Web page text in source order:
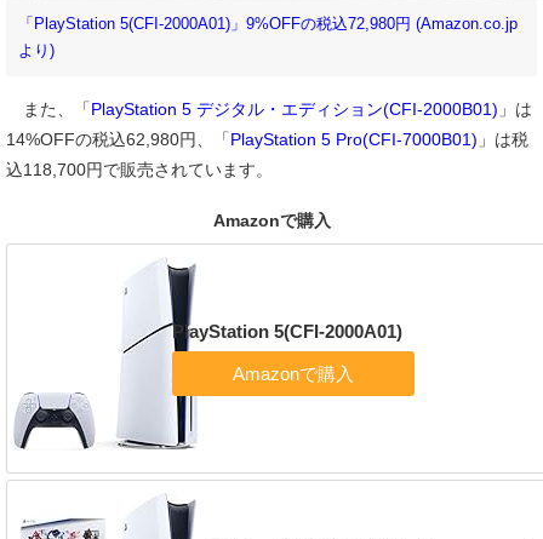
「PlayStation 5(CFI-2000A01)」9%OFFの税込72,980円 (Amazon.co.jp
より)
また、「PlayStation 5 デジタル・エディション(CFI-2000B01) 」は
14%OFFの税込62,980円、「PlayStation 5 Pro(CFI-7000B01) 」は税
込118,700円で販売されています。
Amazonで購入
PlayStation 5(CFI-2000A01)